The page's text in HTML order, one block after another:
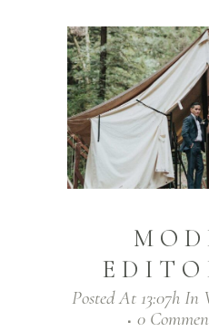
Posted At 13:07h In
0